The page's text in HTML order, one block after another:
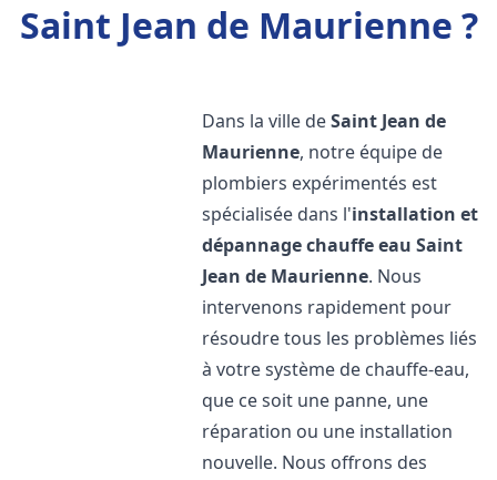
Saint Jean de Maurienne ?
Dans la ville deSaint Jean de
Maurienne, notre équipe de
plombiers expérimentés est
spécialisée dans l'installation et
dépannage chauffe eau Saint
Jean de Maurienne. Nous
intervenons rapidement pour
résoudre tous les problèmes liés
à votre système de chauffe-eau,
que ce soit une panne, une
réparation ou une installation
nouvelle. Nous offrons des